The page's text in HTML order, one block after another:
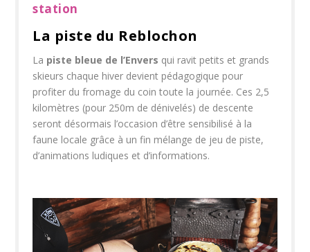
station
La piste du Reblochon
La piste bleue de l’Envers qui ravit petits et grands
skieurs chaque hiver devient pédagogique pour
profiter du fromage du coin toute la journée. Ces 2,5
kilomètres (pour 250m de dénivelés) de descente
seront désormais l’occasion d’être sensibilisé à la
faune locale grâce à un fin mélange de jeu de piste,
d’animations ludiques et d’informations.